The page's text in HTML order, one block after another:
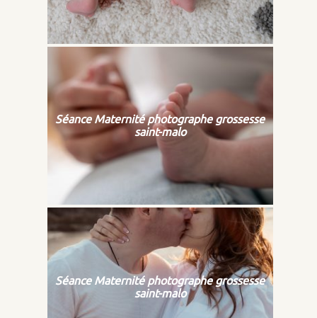
Séance Maternité photographe grossesse
saint-malo
Séance Maternité photographe grossesse
saint-malo